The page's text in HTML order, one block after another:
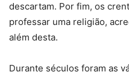
descartam. Por fim, os
professar uma religião,
além desta.
Durante séculos foram as